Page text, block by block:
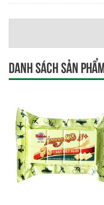
Danh sách sản phẩm